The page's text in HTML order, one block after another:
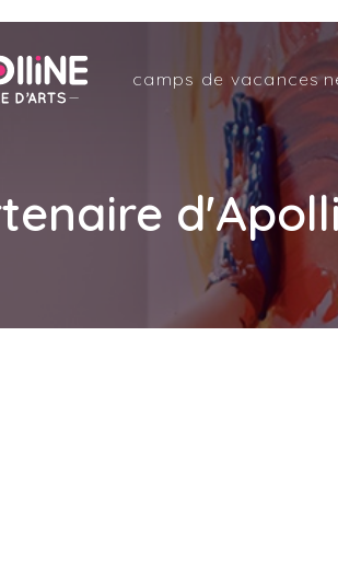
camps de vacances